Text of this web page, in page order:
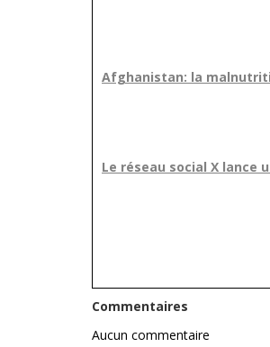
Afghanistan: la
Le réseau social X lance
Commentaires
Aucun commentaire